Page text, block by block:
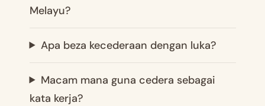
Melayu?
Apa beza kecederaan dengan luka?
Macam mana guna cedera sebagai
kata kerja?